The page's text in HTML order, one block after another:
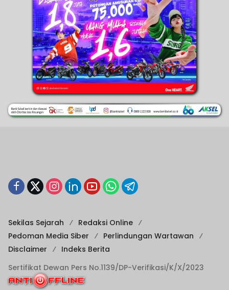
Sekilas Sejarah
Redaksi Online
Pedoman Media Siber
Perlindungan Wartawan
Disclaimer
Indeks Berita
Sertifikat Dewan Pers No.1139/DP-Verifikasi/K/X/2023